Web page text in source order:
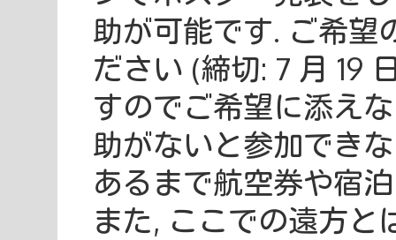
助が可能です. ご希望
ださい (締切: 7 月 19
すのでご希望に添え
助がないと参加でき
あるまで航空券や宿
また, ここでの遠方と